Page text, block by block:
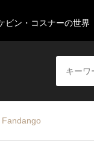
ビン・コスナーの世界